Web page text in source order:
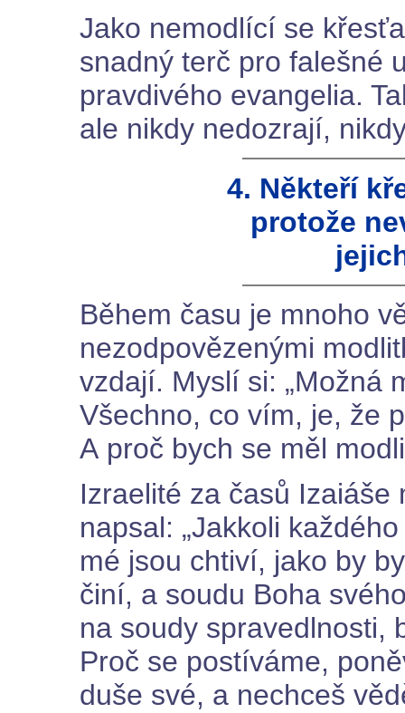
Jako nemodlící se
snadný terč pro falešné
pravdivého evangelia.
ale nikdy nedozrají,
4. Někteří
protože
Během času je mnoho
nezodpovězenými
vzdají. Myslí si: „Možná
Všechno, co vím, je, že
A proč bych se měl
Izraelité za časů
napsal: „Jakkoli
mé jsou chtiví, jako by
činí, a soudu Boha
na soudy spravedlnosti,
Proč se postíváme,
duše své, a nechceš